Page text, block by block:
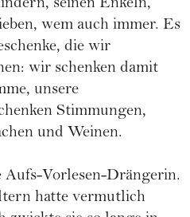
seinen Enkeln,
wem auch immer. Es
die wir
wir schenken damit
unsere
Stimmungen,
und Weinen.
Aufs-Vorlesen-Drängerin.
hatte vermutlich